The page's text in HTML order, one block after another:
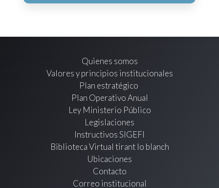
Quienes somos
Valores y principios institucionales
Plan estratégico
Plan Operativo Anual
Ley Ministerio Público
Legislaciones
Instructivos SIGEFI
Biblioteca Virtual tirant lo blanch
Ubicaciones
Contacto
Correo institucional